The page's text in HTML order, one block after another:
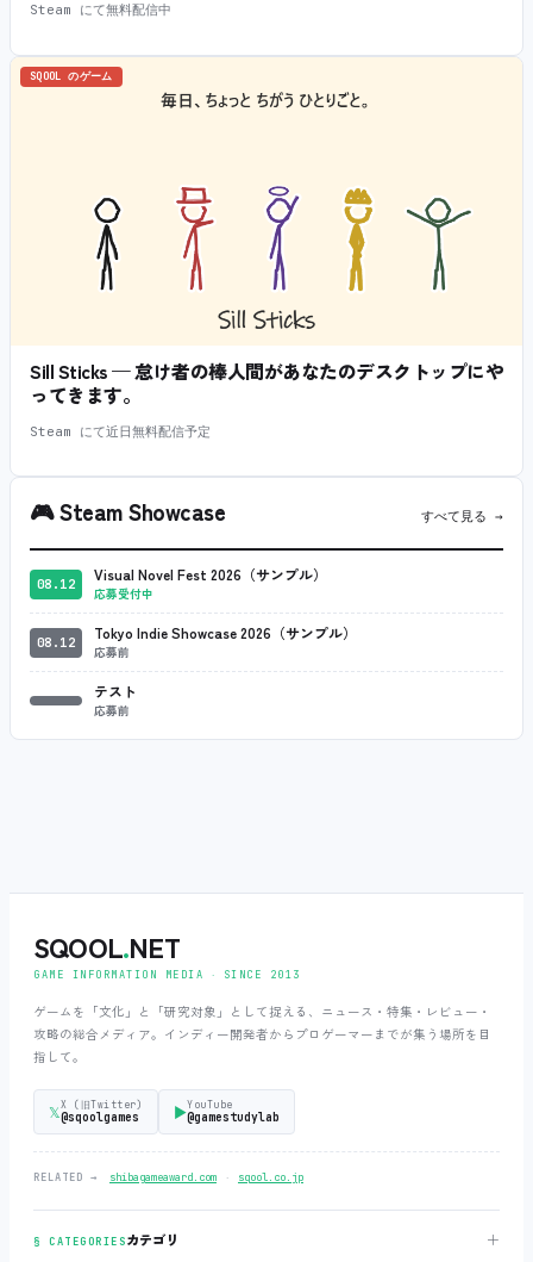
Steam にて無料配信中
SQOOL のゲーム
Sill Sticks — 怠け者の棒人間があなたのデスクトップにや
ってきます。
Steam にて近日無料配信予定
🎮Steam Showcase すべて見る →
08.12 Visual Novel Fest 2026（サンプル）
応募受付中
08.12 Tokyo Indie Showcase 2026（サンプル）
応募前
テスト
応募前
SQOOL.NET
GAME INFORMATION MEDIA ‧ SINCE 2013
ゲームを「文化」と「研究対象」として捉える、ニュース・特集・レビュー・
攻略の総合メディア。インディー開発者からプロゲーマーまでが集う場所を目
指して。
𝕏X (旧Twitter)
@sqoolgames ▶YouTube
@gamestudylab
RELATED → shibagameaward.com ‧ sqool.co.jp
§ CATEGORIESカテゴリ ＋